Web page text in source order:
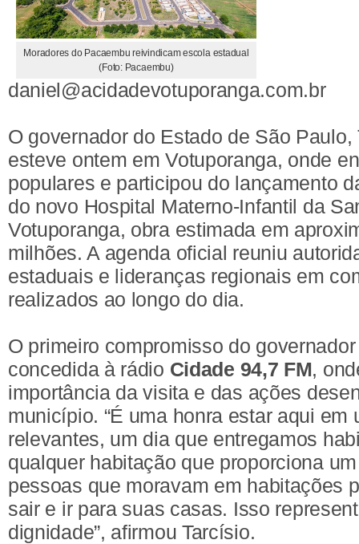
Moradores do Pacaembu reivindicam escola estadual
(Foto: Pacaembu)
daniel@acidadevotuporanga.com.br
O governador do Estado de São
esteve ontem em Votuporanga, onde
populares e participou do lançamento
do novo Hospital Materno-Infantil da
Votuporanga, obra estimada em
milhões. A agenda oficial reuniu
estaduais e lideranças regionais em
realizados ao longo do dia.
O primeiro compromisso do
concedida à rádio Cidade 94,7 FM,
importância da visita e das ações
município. “É uma honra estar aqui em
relevantes, um dia que entregamos
qualquer habitação que proporciona
pessoas que moravam em habitações
sair e ir para suas casas. Isso
dignidade”, afirmou Tarcísio.